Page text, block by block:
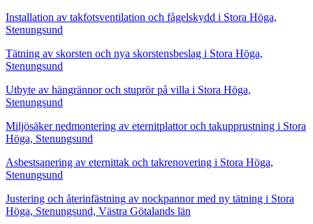
Installation av takfotsventilation och fågelskydd i Stora Höga,
Stenungsund
Tätning av skorsten och nya skorstensbeslag i Stora Höga,
Stenungsund
Utbyte av hängrännor och stuprör på villa i Stora Höga,
Stenungsund
Miljösäker nedmontering av eternitplattor och takupprustning i Stora
Höga, Stenungsund
Asbestsanering av eternittak och takrenovering i Stora Höga,
Stenungsund
Justering och återinfästning av nockpannor med ny tätning i Stora
Höga, Stenungsund, Västra Götalands län